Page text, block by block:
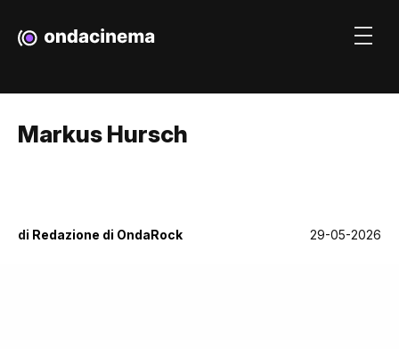
Markus Hursch
di Redazione di OndaRock 29-05-2026